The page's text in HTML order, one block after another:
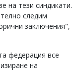
на тези синдикати.
следим
заключения",
федерация все
на